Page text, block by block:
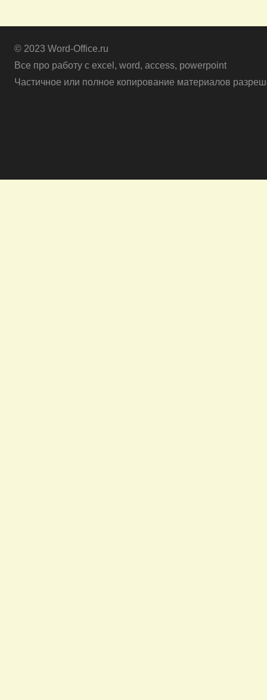
© 2023 Word-Office.ru
Все про работу с excel, word, access, powerpoint
Частичное или полное копирование материалов